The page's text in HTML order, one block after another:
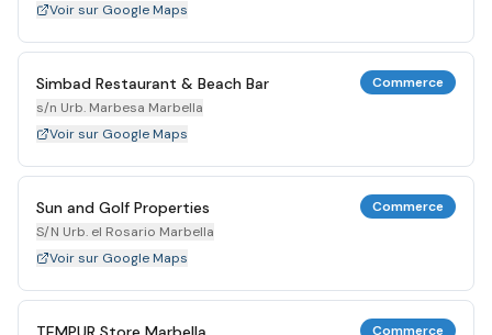
Voir sur Google Maps
Simbad Restaurant & Beach Bar
s/n Urb. Marbesa Marbella
Commerce
Voir sur Google Maps
Sun and Golf Properties
S/N Urb. el Rosario Marbella
Commerce
Voir sur Google Maps
Commerce